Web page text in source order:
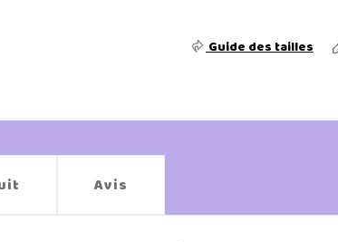
Guide des tailles
Avis